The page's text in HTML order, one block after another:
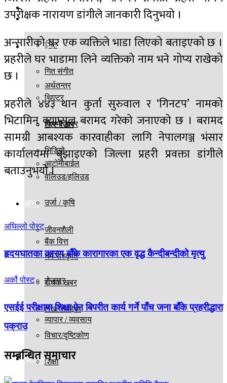
मनोरञ्जन
ईभेंट
गित संगीत
थिएटर
फिल्मी खबर
भिडियो
वलिउड/हलिउड
अन्य
जीवनशैली
धर्म-संस्कृति
रोचक खबर
लेख/ साहित्य
विचार/दृष्टिकोण
शिक्षा
अर्थ वाणिज्य
अर्थतन्त्र
शेएर बजार
आटोमोबाईल
उर्जा / कृषि
बैंक वित्त
रोजगार
व्यापार / व्यवसाय
खेलकुद
उपरीक्षक नारायण डांगीले जानकारी दिनुभयो ।
अन्सारीको घर एक व्यक्तिले भाडा लिएको बताइएको छ ।
प्रहरीले घर भाडामा लिने व्यक्तिको नाम भने गोप्य राखेको
छ ।
प्रहरीले ४४३ थान कुर्ता सुरुवाल र ‘गिनटप’ नामको
भिटामिन क्याप्सुल बरामद गरेको जनाएको छ । बरामद
सामग्री आबश्यक कारवाहीका लागि नेपालगञ्ज भंसार
कार्यालयमा बुझाइएको जिल्ला प्रहरी प्रवक्ता डांगीले
बताउनुभयो ।
अघिल्लो पोस्ट
हृदयघातका कारण बाँके कारागारका एक वृद्ध कैन्दीबन्दीको मृत्यु
अर्को पोस्ट
एसईई परीक्षामा शिक्षा ऐन बिपरीत कार्य गर्ने पाँच जना बाँके प्रहरीद्धारा
पक्राउ
सम्बन्धितसमाचार